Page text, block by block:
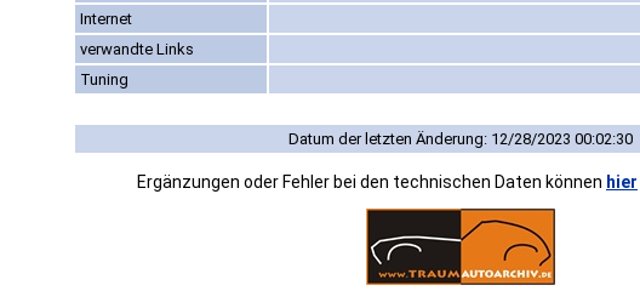
Internet
verwandte Links
Tuning
Datum der letzten Änderung: 12/28/2023 00:02:30
Ergänzungen oder Fehler bei den technischen Daten können hier